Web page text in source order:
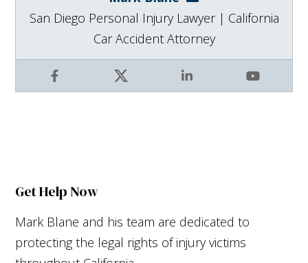
Facebook X LinkedIn YouTube
San Diego Personal Injury Lawyer | California
Car Accident Attorney
Get Help Now
Mark Blane and his team are dedicated to
protecting the legal rights of injury victims